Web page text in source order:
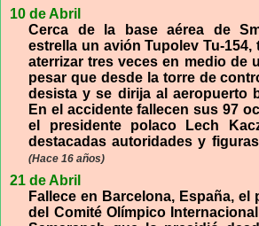
10 de Abril
Cerca de la base aérea de
estrella un avión Tupolev Tu-
aterrizar tres veces en medio de
pesar que desde la torre de
desista y se dirija al aeropuerto
En el accidente fallecen sus 97
el presidente polaco Lech
destacadas autoridades y
(Hace 16 años)
21 de Abril
Fallece en Barcelona, España,
del Comité Olímpico